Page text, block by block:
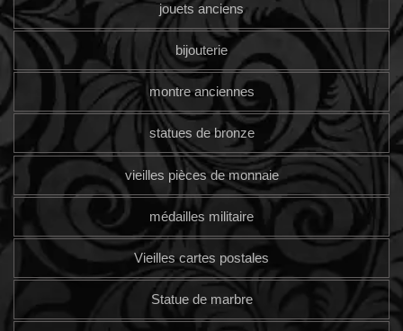
jouets anciens
bijouterie
montre anciennes
statues de bronze
vieilles pièces de monnaie
médailles militaire
Vieilles cartes postales
Statue de marbre